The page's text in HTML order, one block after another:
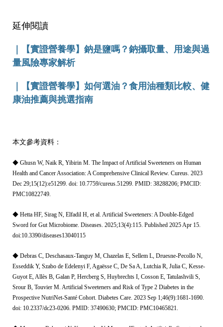
延伸閱讀
【實證營養學】鈉是鹽嗎？鈉攝取量、用途與過
量風險專家解析
【實證營養學】如何選油？食用油種類比較、健
康油推薦與挑選指南
本文參考資料：
◆ Ghusn W, Naik R, Yibirin M. The Impact of Artificial Sweeteners on Human
Health and Cancer Association: A Comprehensive Clinical Review. Cureus. 2023
Dec 29;15(12):e51299. doi: 10.7759/cureus.51299. PMID: 38288206; PMCID:
PMC10822749.
◆ Hetta HF, Sirag N, Elfadil H, et al. Artificial Sweeteners: A Double-Edged
Sword for Gut Microbiome. Diseases. 2025;13(4):115. Published 2025 Apr 15.
doi:10.3390/diseases13040115
◆ Debras C, Deschasaux-Tanguy M, Chazelas E, Sellem L, Druesne-Pecollo N,
Esseddik Y, Szabo de Edelenyi F, Agaësse C, De Sa A, Lutchia R, Julia C, Kesse-
Guyot E, Allès B, Galan P, Hercberg S, Huybrechts I, Cosson E, Tatulashvili S,
Srour B, Touvier M. Artificial Sweeteners and Risk of Type 2 Diabetes in the
Prospective NutriNet-Santé Cohort. Diabetes Care. 2023 Sep 1;46(9):1681-1690.
doi: 10.2337/dc23-0206. PMID: 37490630; PMCID: PMC10465821.